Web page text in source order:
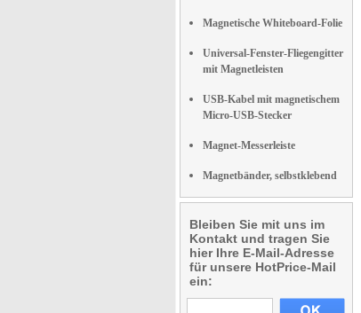
Magnetische Whiteboard-Folie
Universal-Fenster-Fliegengitter
mit Magnetleisten
USB-Kabel mit magnetischem
Micro-USB-Stecker
Magnet-Messerleiste
Magnetbänder, selbstklebend
Bleiben Sie mit uns im
Kontakt und tragen Sie
hier Ihre E-Mail-Adresse
für unsere HotPrice-Mail
ein: